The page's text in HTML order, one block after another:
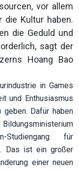
vor allem
die Kultur haben.
die Geduld und
sagt der
Hoang Bao
in Games
und Enthusiasmus
Dafür haben
Studiengang für
Das ist ein großer
einer neuen